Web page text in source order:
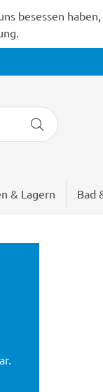
besessen
& Lagern Bad